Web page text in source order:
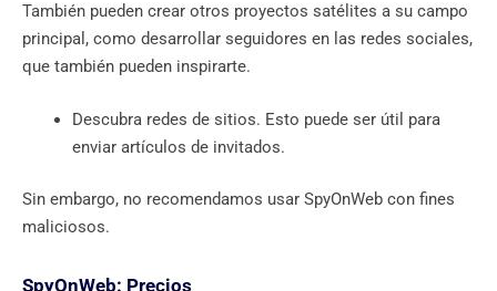
También pueden crear otros proyectos satélites a su campo
principal, como desarrollar seguidores en las redes sociales,
que también pueden inspirarte.
Descubra redes de sitios. Esto puede ser útil para
enviar artículos de invitados.
Sin embargo, no recomendamos usar SpyOnWeb con fines
maliciosos.
SpyOnWeb: Precios